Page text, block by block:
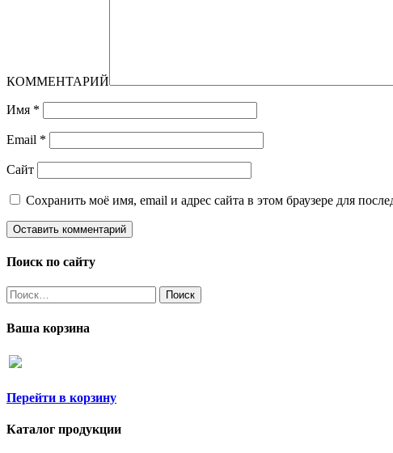
КОММЕНТАРИЙ
Имя *
Email *
Сайт
Сохранить моё имя, email и адрес сайта в этом браузере для
Поиск по сайту
Найти:
Ваша корзина
Перейти в корзину
Каталог продукции